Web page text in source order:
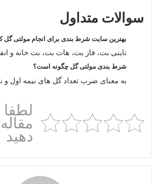
سوالات متداول
بهترین سایت شرط بندی برای انجام مولتی گل
تاینی بت، فاز بت، هات بت، بت خانه و
شرط بندی مولتی گل چگونه است؟
به معنای ضرب تعداد گل های نیمه اول و
لطفا
دهید